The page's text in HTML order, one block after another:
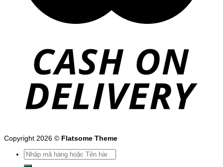
Copyright 2026 © Flatsome Theme
Tìm
kiếm: